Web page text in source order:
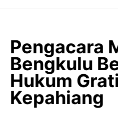
Pengacara
Bengkulu
Hukum
Kepahiang